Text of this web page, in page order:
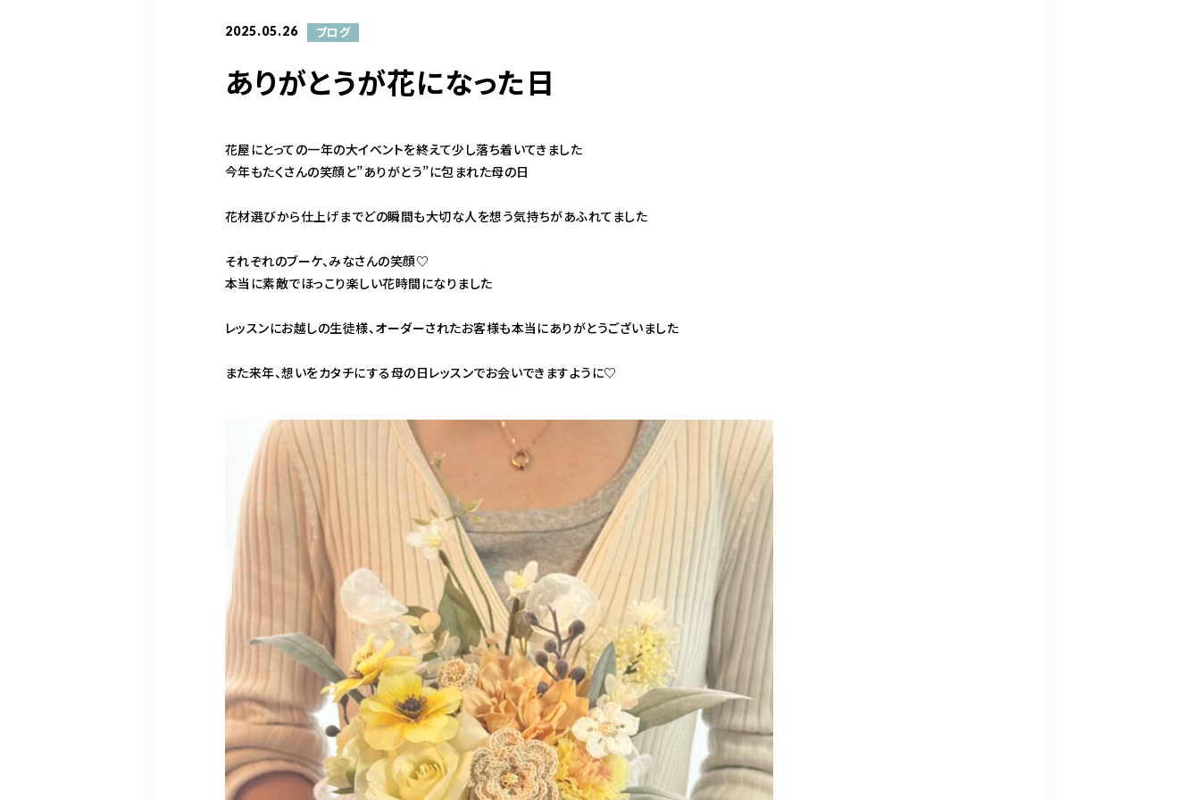
2025.05.26 ブログ
ありがとうが花になった日
花屋にとっての一年の大イベントを終えて少し落ち着いてきました
今年もたくさんの笑顔と”ありがとう”に包まれた母の日
花材選びから仕上げまでどの瞬間も大切な人を想う気持ちがあふれてました
それぞれのブーケ、みなさんの笑顔♡
本当に素敵でほっこり楽しい花時間になりました
レッスンにお越しの生徒様、オーダーされたお客様も本当にありがとうございました
また来年、想いをカタチにする母の日レッスンでお会いできますように♡